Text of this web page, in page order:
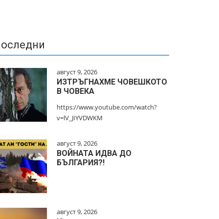
август 9, 2026
ИЗТРЪГНАХМЕ ЧОВЕШКОТО
В ЧОВЕКА
https://www.youtube.com/watch?
v=lV_JIYVDWKM
август 9, 2026
ВОЙНАТА ИДВА ДО
БЪЛГАРИЯ?!
август 9, 2026